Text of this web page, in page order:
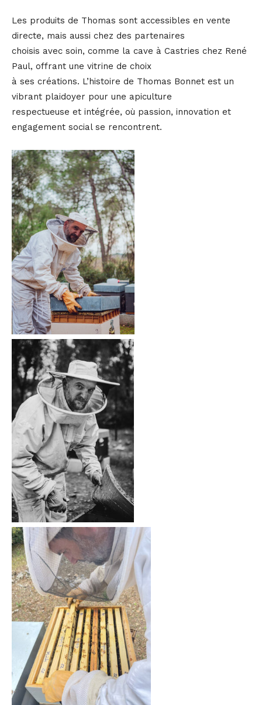
Les produits de Thomas sont accessibles en vente
directe, mais aussi chez des partenaires
choisis avec soin, comme la cave à Castries chez René
Paul, offrant une vitrine de choix
à ses créations. L’histoire de Thomas Bonnet est un
vibrant plaidoyer pour une apiculture
respectueuse et intégrée, où passion, innovation et
engagement social se rencontrent.